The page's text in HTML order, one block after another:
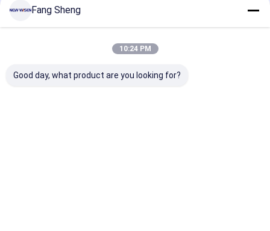
Fang Sheng
10:24 PM
Good day, what product are you looking for?